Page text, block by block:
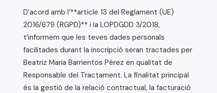
D’acord amb l’**article 13 del Reglament (UE)
2016/679 (RGPD)** i la LOPDGDD 3/2018,
t’informem que les teves dades personals
facilitades durant la inscripció seran tractades per
Beatriz Maria Barrientos Pérez en qualitat de
Responsable del Tractament. La finalitat principal
és la gestió de la relació contractual, la facturació